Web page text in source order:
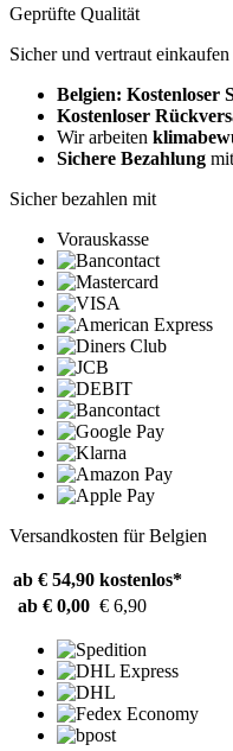
Geprüfte Qualität
Sicher und vertraut einkaufen
Belgien: Kostenloser
Kostenloser
Wir arbeiten
Sichere Bezahlung
Sicher bezahlen mit
Vorauskasse
Versandkosten für Belgien
ab € 54,90 kostenlos*
ab € 0,00 € 6,90